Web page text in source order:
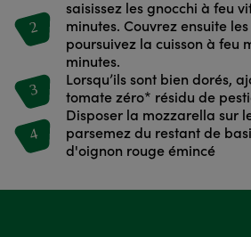
2
saisissez les gnocchi à feu
minutes. Couvrez ensuite
poursuivez la cuisson à feu
minutes.
3
Lorsqu’ils sont bien dorés,
tomate zéro* résidu de
4
Disposer la mozzarella sur
parsemez du restant de
d'oignon rouge émincé